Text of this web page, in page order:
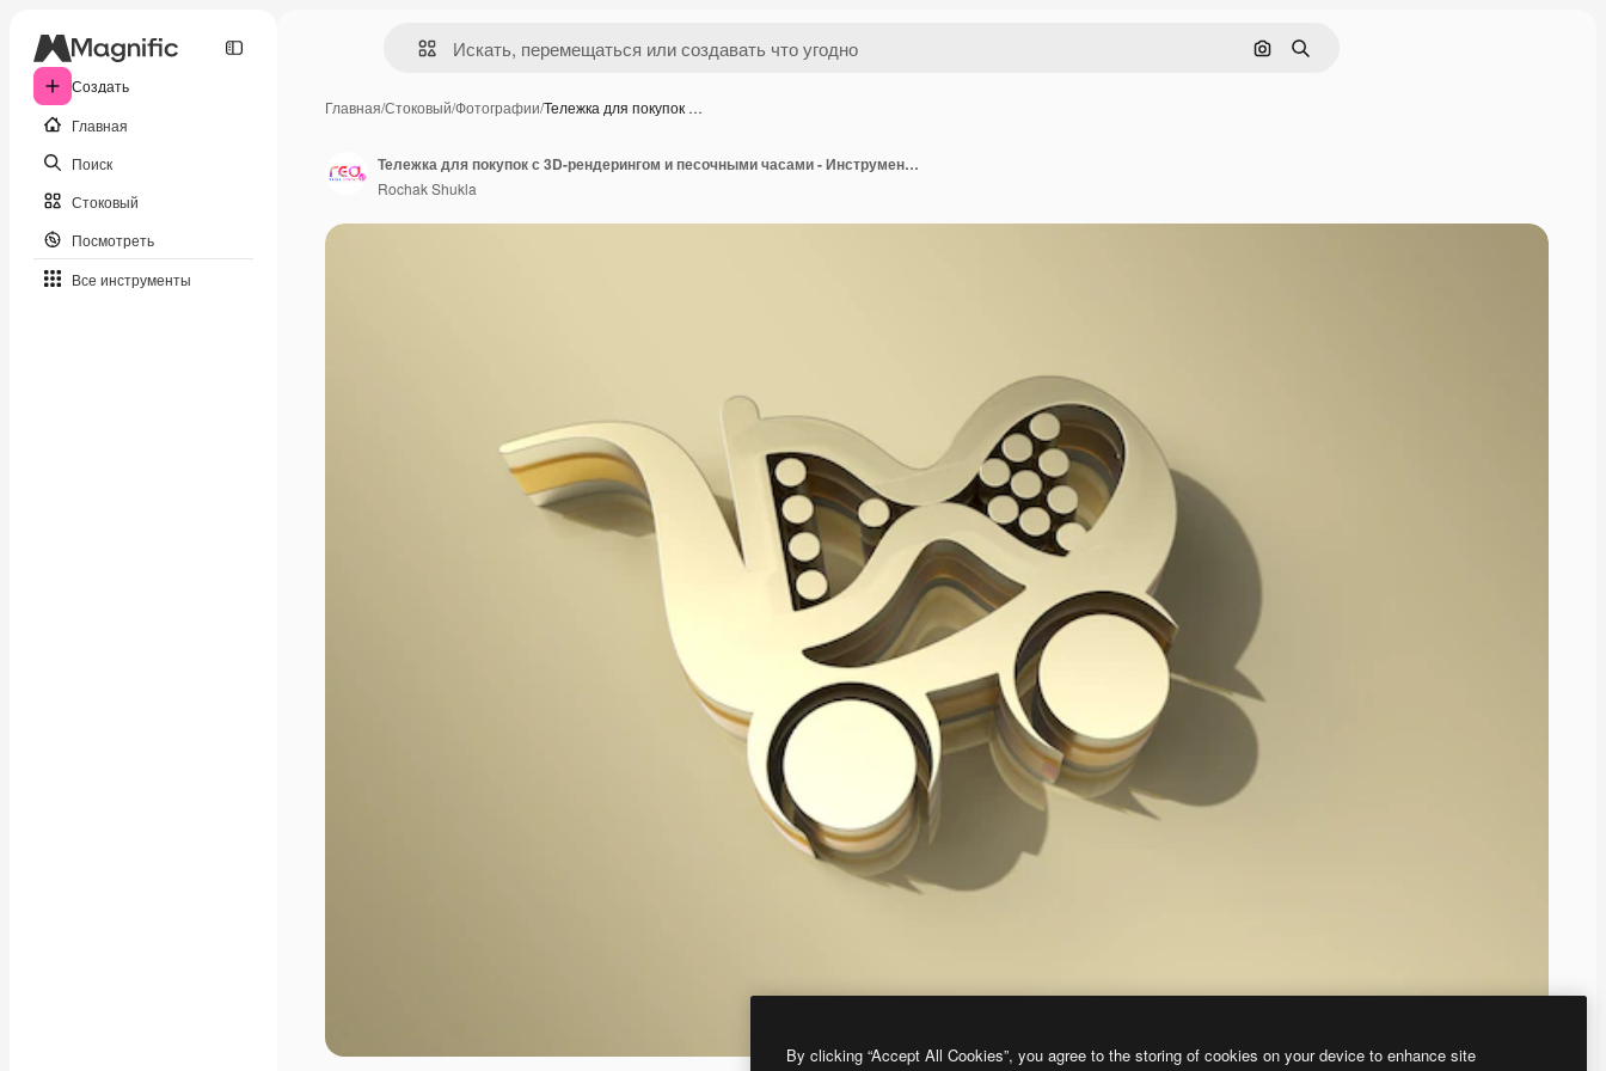
Создать
Главная
Поиск
Стоковый
Посмотреть
Все инструменты
Поиск по изображению
Поиск
Главная/Стоковый/Фотографии/Тележка для покупок …
Тележка для покупок с 3D-рендерингом и песочными часами - Инструмент «Перо», созданный для обтравочного контура, включен в JPEG Easy to Composite.
Rochak Shukla
By clicking “Accept All Cookies”, you agree to the storing of cookies on your device to enhance site